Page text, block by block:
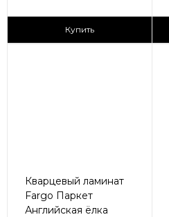
2
Купить
Кварцевый ламинат
Fargo Паркет
Английская ёлка